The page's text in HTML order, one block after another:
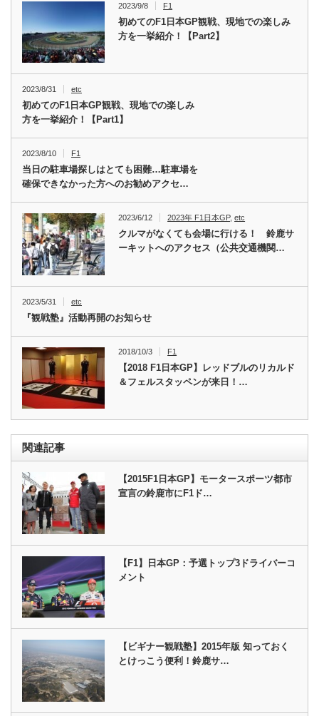
2023/9/8 F1
初めてのF1日本GP観戦、現地での楽しみ
方を一挙紹介！【Part2】
2023/8/31 etc
初めてのF1日本GP観戦、現地での楽しみ
方を一挙紹介！【Part1】
2023/8/10 F1
当日の駐車場探しはとても困難…駐車場を
確保できなかった方へのお勧めアクセ…
2023/6/12 2023年 F1日本GP,etc
クルマがなくても会場に行ける！ 鈴鹿サ
ーキットへのアクセス（公共交通機関…
2023/5/31 etc
『観戦塾』活動再開のお知らせ
2018/10/3 F1
【2018 F1日本GP】レッドブルのリカルド
＆フェルスタッペンが来日！…
関連記事
【2015F1日本GP】モータースポーツ都市
宣言の鈴鹿市にF1ド…
【F1】日本GP：予選トップ3ドライバーコ
メント
【ビギナー観戦塾】2015年版 知っておく
とけっこう便利！鈴鹿サ…